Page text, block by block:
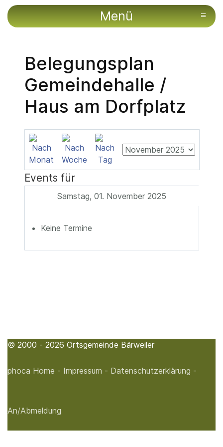
Menü ≡
Belegungsplan
Gemeindehalle /
Haus am Dorfplatz
Events für
Samstag, 01. November 2025
Keine Termine
© 2000 - 2026 Ortsgemeinde Bärweiler
phoca Home - Impressum - Datenschutzerklärung -
An/Abmeldung